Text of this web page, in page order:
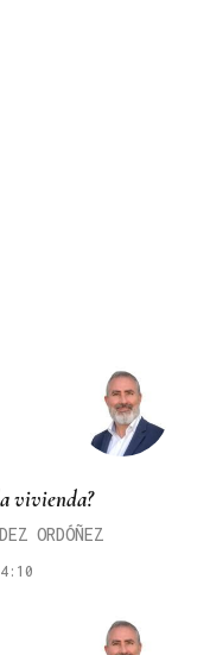
vivienda?
ORDÓÑEZ